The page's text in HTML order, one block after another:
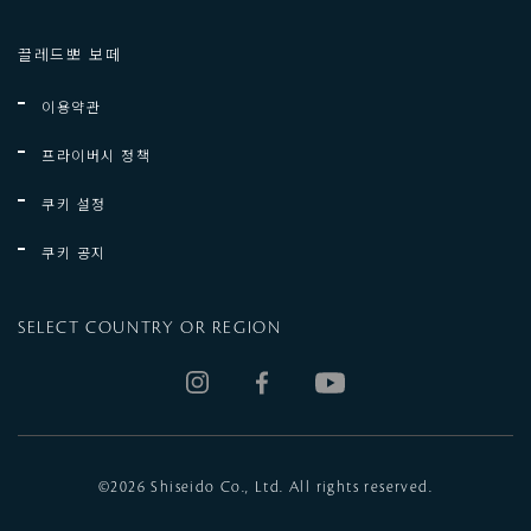
끌레드뽀 보떼
이용약관
프라이버시 정책
쿠키 설정
쿠키 공지
SELECT COUNTRY OR REGION
©2026 Shiseido Co., Ltd. All rights reserved.